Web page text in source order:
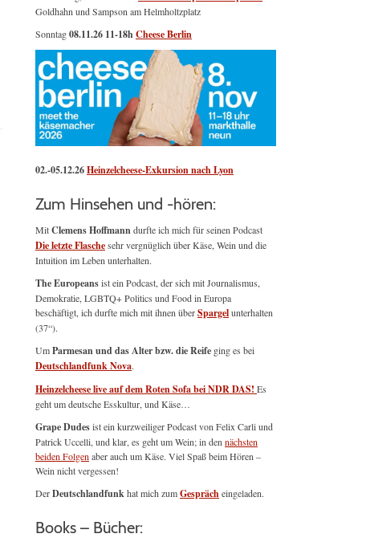
Goldhahn und Sampson am Helmholtzplatz
Sonntag08.11.26 11-18hCheese Berlin
02.-05.12.26Heinzelcheese-Exkursion nach Lyon
Zum Hinsehen und -hören:
MitClemens Hoffmanndurfte ich mich für seinen Podcast
Die letzte Flaschesehr vergnüglich über Käse, Wein und die
Intuition im Leben unterhalten.
The Europeansist ein Podcast, der sich mit Journalismus,
Demokratie, LGBTQ+ Politics und Food in Europa
beschäftigt, ich durfte mich mit ihnen überSpargelunterhalten
(37“).
UmParmesan und das Alter bzw. die Reife ging es bei
Deutschlandfunk Nova.
Heinzelcheese live auf dem Roten Sofa bei NDR DAS! Es
geht um deutsche Esskultur, und Käse…
Grape Dudesist ein kurzweiliger Podcast von Felix Carli und
Patrick Uccelli, und klar, es geht um Wein; in den nächsten
beiden Folgen aber auch um Käse. Viel Spaß beim Hören –
Wein nicht vergessen!
DerDeutschlandfunkhat mich zumGesprächeingeladen.
Books – Bücher: